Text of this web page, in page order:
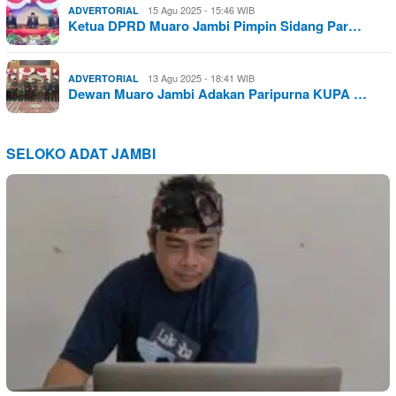
ADVERTORIAL 15 Agu 2025 - 15:46 WIB
Ketua DPRD Muaro Jambi Pimpin Sidang Par…
ADVERTORIAL 13 Agu 2025 - 18:41 WIB
Dewan Muaro Jambi Adakan Paripurna KUPA …
SELOKO ADAT JAMBI